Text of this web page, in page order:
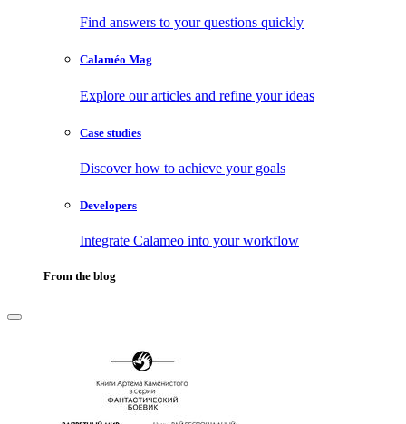
Find answers to your questions quickly
Calaméo Mag
Explore our articles and refine your ideas
Case studies
Discover how to achieve your goals
Developers
Integrate Calameo into your workflow
From the blog